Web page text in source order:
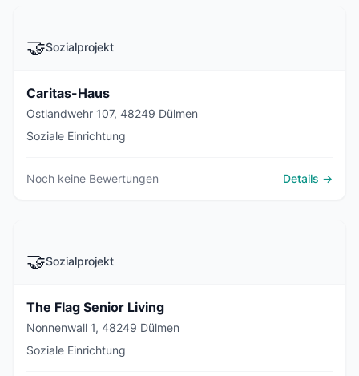
🤝Sozialprojekt
Caritas-Haus
Ostlandwehr 107, 48249 Dülmen
Soziale Einrichtung
Noch keine Bewertungen Details →
🤝Sozialprojekt
The Flag Senior Living
Nonnenwall 1, 48249 Dülmen
Soziale Einrichtung